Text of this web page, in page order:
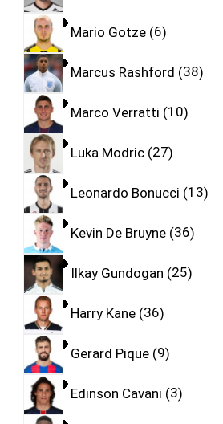
Mario Gotze 6
Marcus Rashford 38
Marco Verratti 10
Luka Modric 27
Leonardo Bonucci 13
Kevin De Bruyne 36
Ilkay Gundogan 25
Harry Kane 36
Gerard Pique 9
Edinson Cavani 3